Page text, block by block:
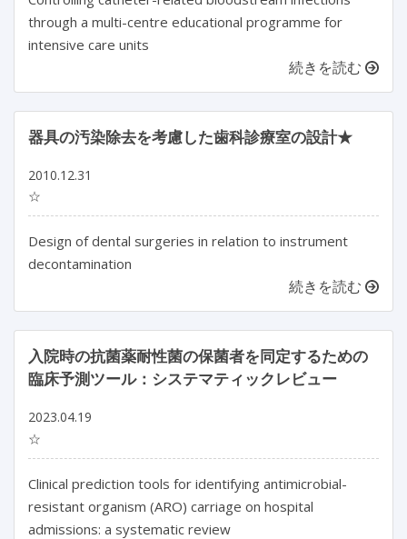
through a multi-centre educational programme for
intensive care units
続きを読む
器具の汚染除去を考慮した歯科診療室の設計★
2010.12.31
☆
Design of dental surgeries in relation to instrument
decontamination
続きを読む
入院時の抗菌薬耐性菌の保菌者を同定するための
臨床予測ツール：システマティックレビュー
2023.04.19
☆
Clinical prediction tools for identifying antimicrobial-
resistant organism (ARO) carriage on hospital
admissions: a systematic review